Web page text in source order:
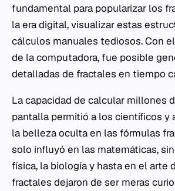
fundamental para popularizar los
la era digital, visualizar estas
cálculos manuales tediosos. Con
de la computadora, fue posible
detalladas de fractales en tiempo
La capacidad de calcular millones
pantalla permitió a los científicos y
la belleza oculta en las fórmulas
solo influyó en las matemáticas,
física, la biología y hasta en el arte
fractales dejaron de ser meras